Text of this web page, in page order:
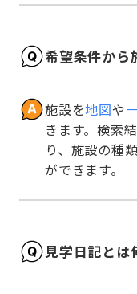
希望条件から
施設を地図や
きます。検索
り、施設の種
ができます。
見学日記とは